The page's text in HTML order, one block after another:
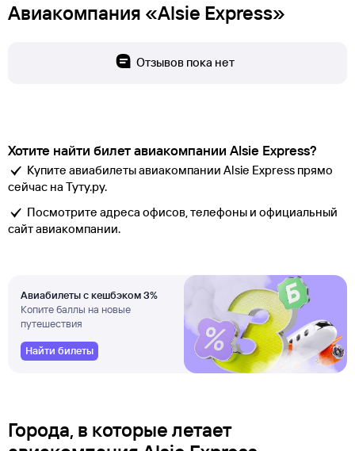
Авиакомпания «Alsie Express»
Отзывов пока нет
Хотите найти билет авиакомпании Alsie Express?
Купите авиабилеты авиакомпании Alsie Express прямо
сейчас на Туту.ру.
Посмотрите адреса офисов, телефоны и официальный
сайт авиакомпании.
Авиабилеты с кешбэком 3%
Копите баллы на новые
путешествия
Найти билеты
Города, в которые летает